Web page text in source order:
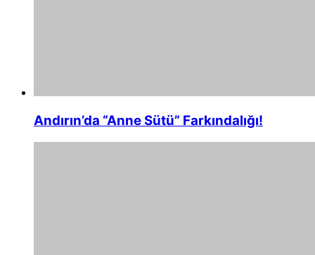
Andırın’da “Anne Sütü” Farkındalığı!